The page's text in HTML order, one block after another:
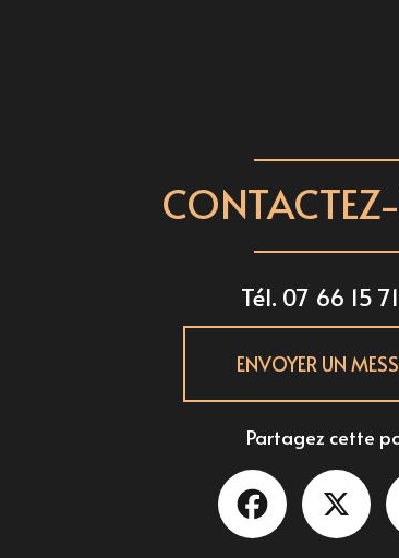
Tél. 07 66 15
ENVOYER UN
Partagez cette
Facebook